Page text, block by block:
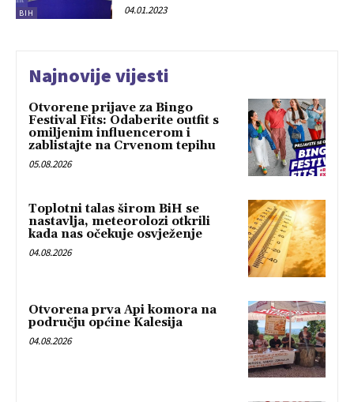
BIH 04.01.2023
Najnovije vijesti
Otvorene prijave za Bingo
Festival Fits: Odaberite outfit s
omiljenim influencerom i
zablistajte na Crvenom tepihu
05.08.2026
Toplotni talas širom BiH se
nastavlja, meteorolozi otkrili
kada nas očekuje osvježenje
04.08.2026
Otvorena prva Api komora na
području općine Kalesija
04.08.2026